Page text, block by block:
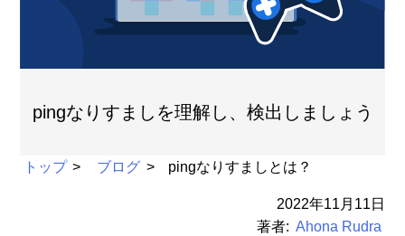
pingなりすましを理解し、検出しましょう
トップ ブログ pingなりすましとは？
2022年11月11日
著者: Ahona Rudra